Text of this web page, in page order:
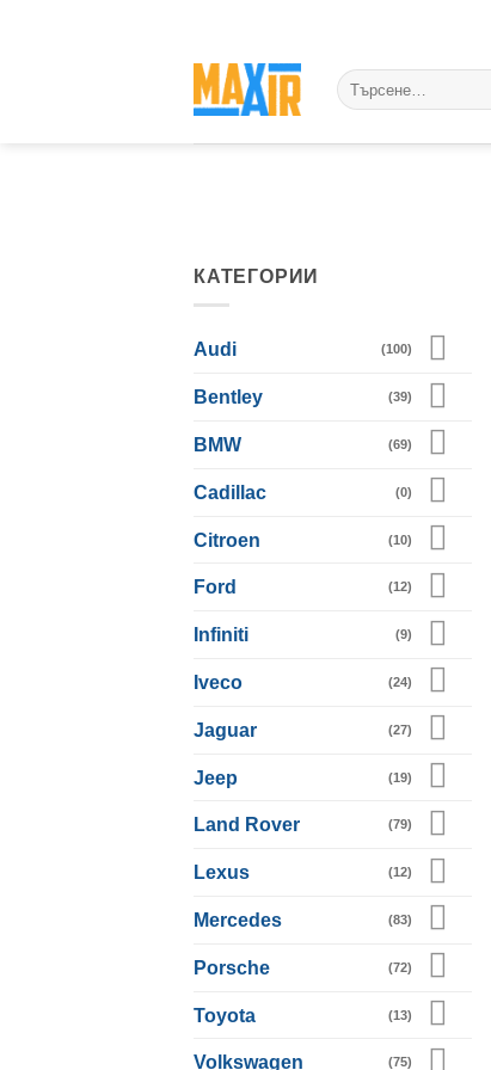
Търсене
за:
КАТЕГОРИИ
Audi (100)
Bentley (39)
BMW (69)
Cadillac (0)
Citroen (10)
Ford (12)
Infiniti (9)
Iveco (24)
Jaguar (27)
Jeep (19)
Land Rover (79)
Lexus (12)
Mercedes (83)
Porsche (72)
Toyota (13)
Volkswagen (75)